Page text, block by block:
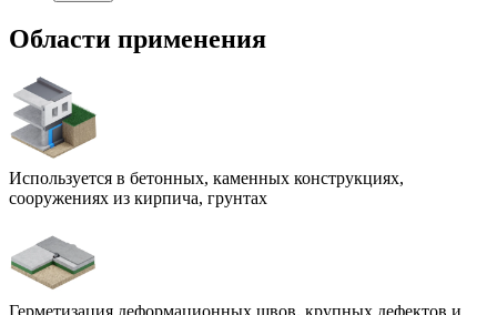
Области применения
Используется в бетонных, каменных конструкциях,
сооружениях из кирпича, грунтах